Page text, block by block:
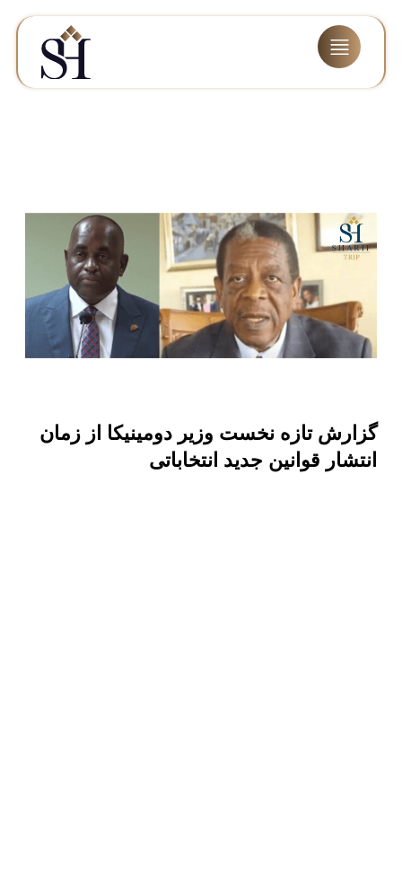
گزارش تازه نخست وزیر دومینیکا از زمان
انتشار قوانین جدید انتخاباتی